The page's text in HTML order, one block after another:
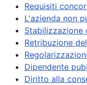
Requisiti
L'azienda non
Stabilizzazione
Retribuzione
Dipendente
Diritto alla